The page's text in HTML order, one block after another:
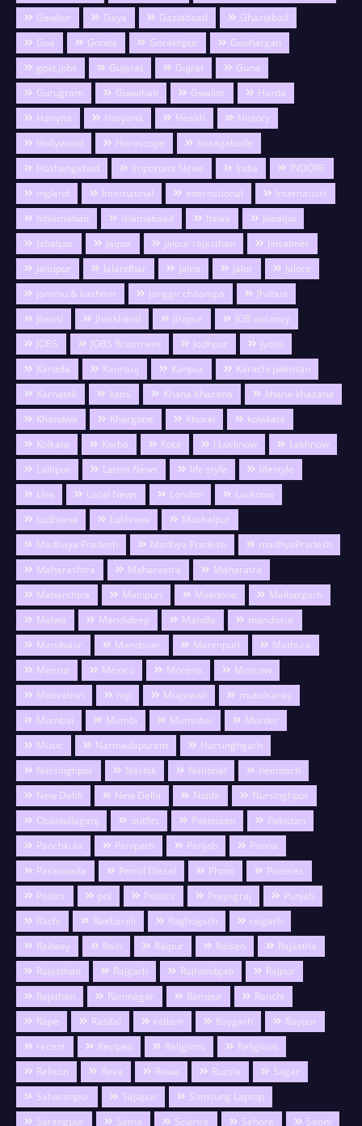
Gawlior
Gaya Gaziabaad
Ghaziabad
Goa
Gonda Gorakhpur
Gouhargan
govt.jobs
Gujarat Gujrat
Guna
Gurugram
Guwahati Gwalior
Harda
Hariyna
Haryana Health
History
Hollywood
Horoscope
hosagabade
Hoshangabad
Important News India
INDORE
ingland
Internatinal international
Internationl
Ishlamabad
islamabaad Itawa
Jabalpu
Jabalpur
Jaipur jaipur rajasthan
Jaisalmer
Jaitupur
Jalandhar Jalna jalor
Jalore
jammu & kashmir
Janggir chaampa
Jhabua
Jhansi
Jharkhand Jirapur
JOB vacancy
JOBS
JOBS Rcuirment Jodhpur
jyotis
Kanada
Kannauj Kanpur
Karachi pakistan
Karnatak
katni Khana Khazana
khana-khazana
Khandwa
Khargone Khurai
kolakata
Kolkata
Korba Kota l Lucknow
Lakhnow
Lalitpur
Latest News life style
lifestyle
Live
Local News London
Lucknow
Ludhiana
Lukhnow
Machalpur
Madhaya Pradesh
Madhya Pradesh
madhyaPradesh
Maharashtra
Maharastra
Maharatra
Maharshtra
Mainpuri Makdone
Malhargarh
Malwa
Mandideep Mandla
mandosur
Mandsaur
Mandsuar Manmpuri
Mathura
Meerut
Mexico Morena
Moscow
Motivation
mp Mugawali
mukulsaray
Mumbai
Mumbi Mumnbai
Murder
Music
Narmadapuram
Narsinghgarh
Narsinghpur
Nashik National
neemach
New Dehli
New Delhi Noida
Nursinghpur
Obaidullaganj
outfits Pakistaan
Pakistan
Panchkula
Panipath Panjab
Panna
Paraswada
Petrol Diesel Photo
Poetries
Poitics
pol Politics Prayagraj
Punjab
Rachi
Raebareli Raghogarh
raigarh
Railway
Rain Raipur Raisen
Rajastha
Rajasthan
Rajgarh Rajnandgao
Rajpur
Rajsthan
Ramnagar Rampur
Ranchi
Rape
Rasifal ratlam Raygarh
Raypur
recent
Recipes Religions
Religious
Relison
Reva Rewa Russia
Sagar
Saharanpur
Sajapur
Samsung Laptop
Sarangpur
Satna Science Sehore
Seoni